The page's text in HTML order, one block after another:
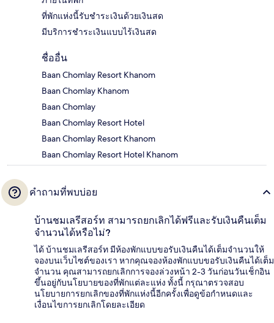
ที่พักแห่งนี้รับชำระเงินด้วยเงินสด
มีบริการชำระเงินแบบไร้เงินสด
ชื่ออื่น
Baan Chomlay Resort Khanom
Baan Chomlay Khanom
Baan Chomlay
Baan Chomlay Resort Hotel
Baan Chomlay Resort Khanom
Baan Chomlay Resort Hotel Khanom
คำถามที่พบบ่อย
บ้านชมเลรีสอร์ท สามารถยกเลิกได้ฟรีและรับเงินคืนเต็ม
จำนวนได้หรือไม่?
ได้ บ้านชมเลรีสอร์ท มีห้องพักแบบขอรับเงินคืนได้เต็มจำนวนให้
จองบนเว็บไซต์ของเรา หากคุณจองห้องพักแบบขอรับเงินคืนได้เต็ม
จำนวน คุณสามารถยกเลิกการจองล่วงหน้า 2-3 วันก่อนวันเช็กอิน
ขึ้นอยู่กับนโยบายของที่พักแต่ละแห่ง ทั้งนี้ กรุณาตรวจสอบ
นโยบายการยกเลิกของที่พักแห่งนี้อีกครั้งเพื่อดูข้อกำหนดและ
เงื่อนไขการยกเลิกโดยละเอียด